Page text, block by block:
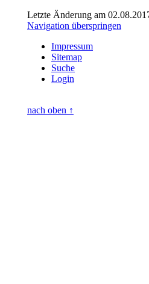
Letzte Änderung am
Navigation überspringen
Impressum
Sitemap
Suche
Login
nach oben ↑